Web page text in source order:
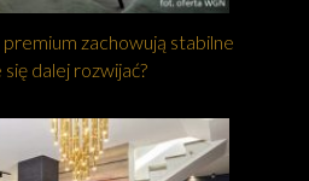
zachowują stabilne
dalej rozwijać?